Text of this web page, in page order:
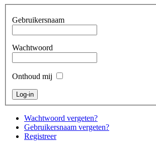
Gebruikersnaam
Wachtwoord
Onthoud mij
Wachtwoord vergeten?
Gebruikersnaam vergeten?
Registreer